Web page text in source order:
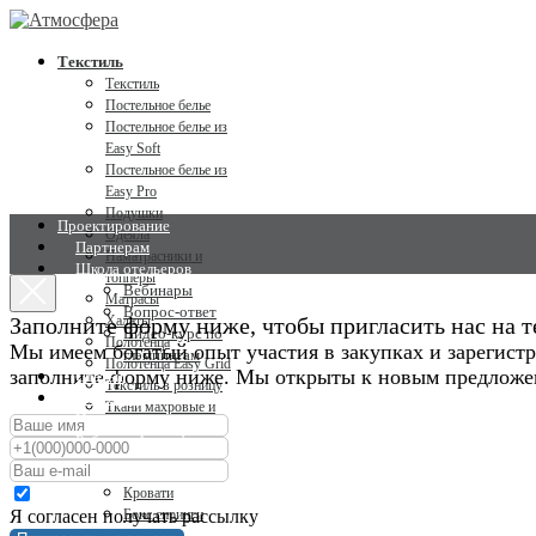
Текстиль
Текстиль
Постельное белье
Постельное белье из
Easy Soft
Постельное белье из
Easy Pro
Подушки
Одеяла
Наматрасники и
топперы
Матрасы
Халаты
Полотенца
Полотенца Easy Grid
Текстиль в розницу
Ткани махровые и
Мебель
Кровати
Бокс спринги
Проектирование
Партнерам
Школа отельеров
Вебинары
Вопрос-ответ
Видео-курс по
глэмпингам
Статьи
Cми о нас
Новости
Работа в Атмосфере
Заполните форму ниже, чтобы пригласить нас на
Мы имеем богатый опыт участия в закупках и
заполните форму ниже. Мы открыты к новым
Я согласен получать рассылку